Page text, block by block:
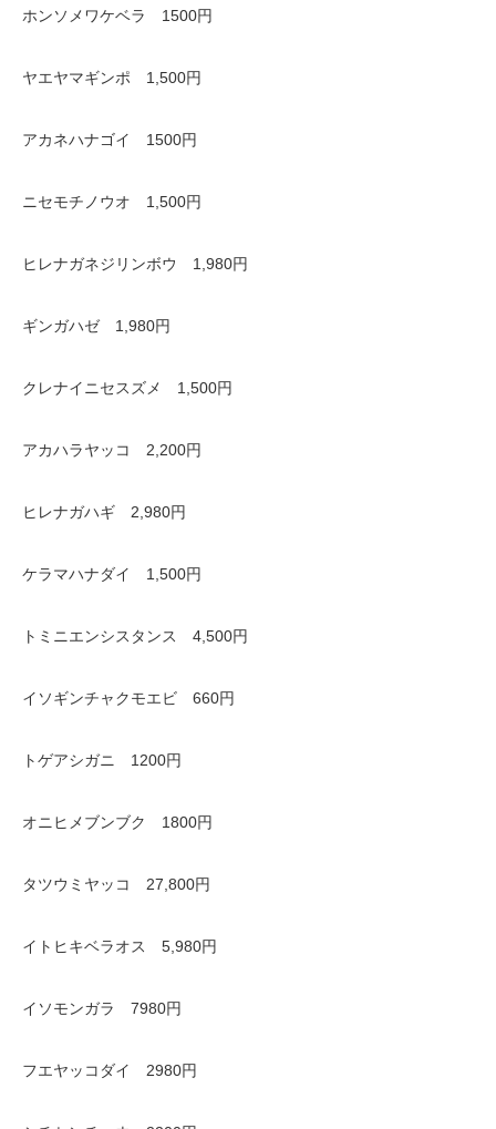
ホンソメワケベラ 1500円
ヤエヤマギンポ 1,500円
アカネハナゴイ 1500円
ニセモチノウオ 1,500円
ヒレナガネジリンボウ 1,980円
ギンガハゼ 1,980円
クレナイニセスズメ 1,500円
アカハラヤッコ 2,200円
ヒレナガハギ 2,980円
ケラマハナダイ 1,500円
トミニエンシスタンス 4,500円
イソギンチャクモエビ 660円
トゲアシガニ 1200円
オニヒメブンブク 1800円
タツウミヤッコ 27,800円
イトヒキベラオス 5,980円
イソモンガラ 7980円
フエヤッコダイ 2980円